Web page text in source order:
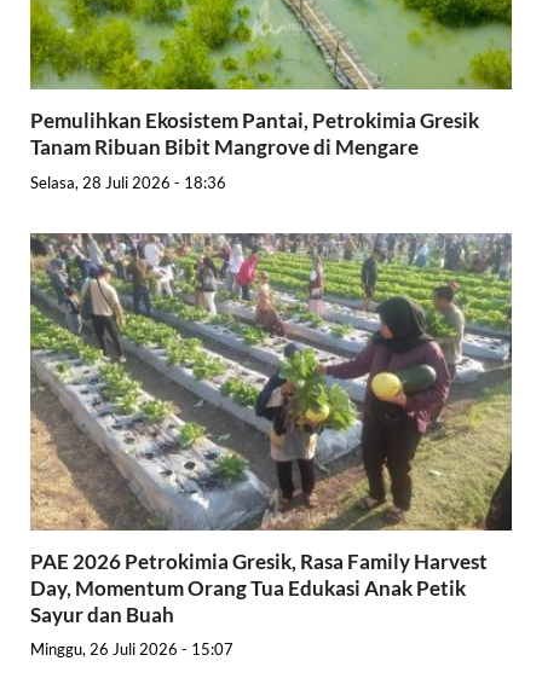
Pemulihkan Ekosistem Pantai, Petrokimia Gresik
Tanam Ribuan Bibit Mangrove di Mengare
Selasa, 28 Juli 2026 - 18:36
PAE 2026 Petrokimia Gresik, Rasa Family Harvest
Day, Momentum Orang Tua Edukasi Anak Petik
Sayur dan Buah
Minggu, 26 Juli 2026 - 15:07